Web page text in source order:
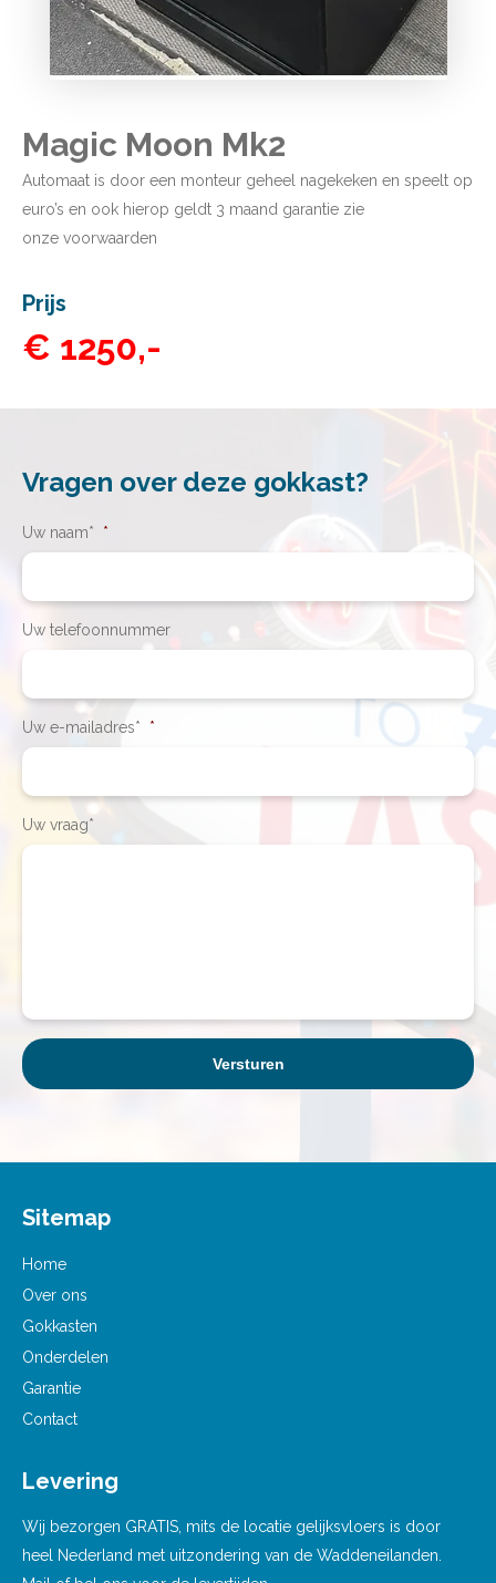
Magic Moon Mk2
Automaat is door een monteur geheel nagekeken en speelt op
euro’s en ook hierop geldt 3 maand garantie zie
onze voorwaarden
Prijs
€ 1250,-
Vragen over deze gokkast?
Uw naam* *
Uw telefoonnummer
Uw e-mailadres* *
Uw vraag*
Sitemap
Home
Over ons
Gokkasten
Onderdelen
Garantie
Contact
Levering
Wij bezorgen GRATIS, mits de locatie gelijksvloers is door
heel Nederland met uitzondering van de Waddeneilanden.